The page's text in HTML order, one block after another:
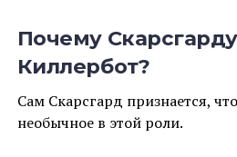
Почему
Киллербот?
Сам Скарсгард признается,
необычное в этой роли.